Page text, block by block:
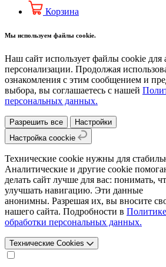
Корзина
Мы используем файлы cookie.
Наш сайт использует файлы cookie для
персонализации. Продолжая
ознакомления с этим сообщением и
выбора, вы соглашаетесь с нашей
персональных данных.
Разрешить все
Настройки
Настройка coockie
Технические cookie нужны для
Аналитические и другие cookie
делать сайт лучше для вас: понимать,
улучшать навигацию. Эти данные
анонимны. Разрешая их, вы вносите
нашего сайта. Подробности в Политике
обработки персональных данных.
Технические Cookies